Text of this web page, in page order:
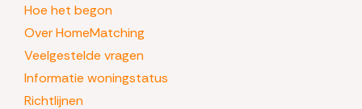
Hoe het begon
Over HomeMatching
Veelgestelde vragen
Informatie woningstatus
Richtlijnen